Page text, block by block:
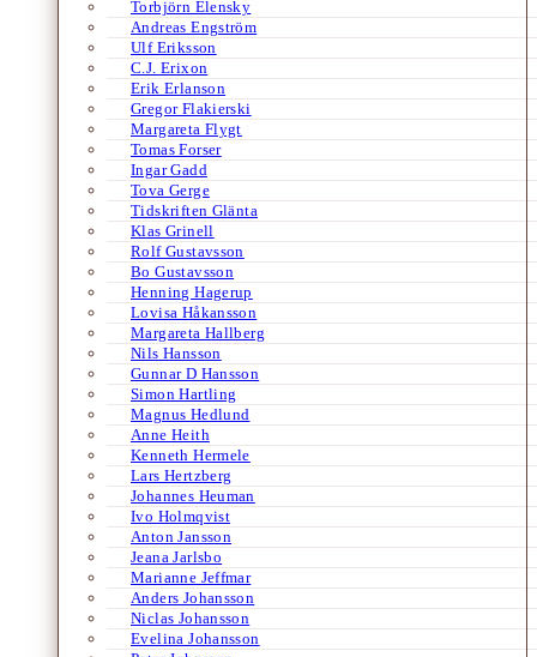
Torbjörn Elensky
Andreas Engström
Ulf Eriksson
C.J. Erixon
Erik Erlanson
Gregor Flakierski
Margareta Flygt
Tomas Forser
Ingar Gadd
Tova Gerge
Tidskriften Glänta
Klas Grinell
Rolf Gustavsson
Bo Gustavsson
Henning Hagerup
Lovisa Håkansson
Margareta Hallberg
Nils Hansson
Gunnar D Hansson
Simon Hartling
Magnus Hedlund
Anne Heith
Kenneth Hermele
Lars Hertzberg
Johannes Heuman
Ivo Holmqvist
Anton Jansson
Jeana Jarlsbo
Marianne Jeffmar
Anders Johansson
Niclas Johansson
Evelina Johansson